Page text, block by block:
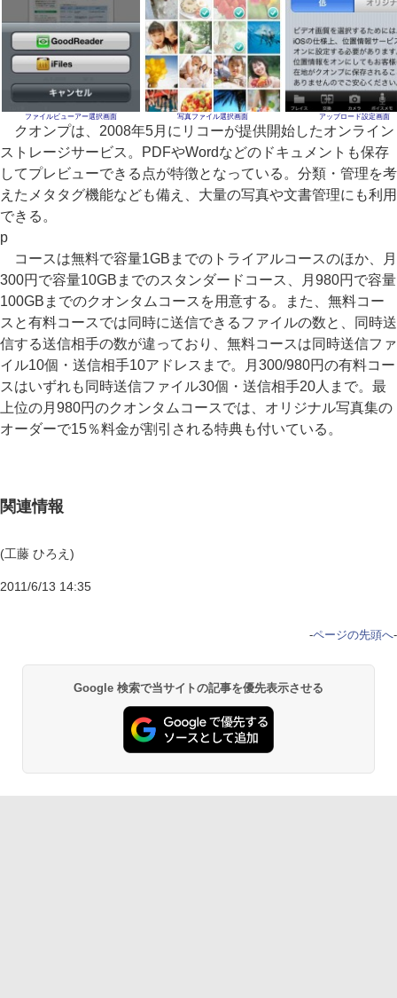
ファイルビューアー選択画面 写真ファイル選択画面 アップロード設定画面
クオンプは、2008年5月にリコーが提供開始したオンライン
ストレージサービス。PDFやWordなどのドキュメントも保存
してプレビューできる点が特徴となっている。分類・管理を考
えたメタタグ機能なども備え、大量の写真や文書管理にも利用
できる。
p
コースは無料で容量1GBまでのトライアルコースのほか、月
300円で容量10GBまでのスタンダードコース、月980円で容量
100GBまでのクオンタムコースを用意する。また、無料コー
スと有料コースでは同時に送信できるファイルの数と、同時送
信する送信相手の数が違っており、無料コースは同時送信ファ
イル10個・送信相手10アドレスまで。月300/980円の有料コー
スはいずれも同時送信ファイル30個・送信相手20人まで。最
上位の月980円のクオンタムコースでは、オリジナル写真集の
オーダーで15％料金が割引される特典も付いている。
関連情報
(工藤 ひろえ)
2011/6/13 14:35
-ページの先頭へ-
Google 検索で当サイトの記事を優先表示させる